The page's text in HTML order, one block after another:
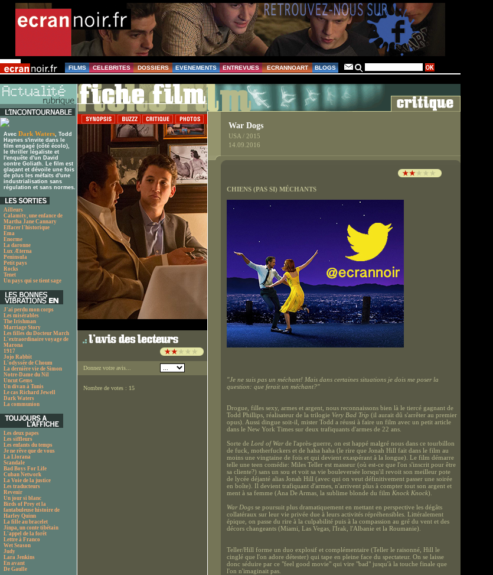
FILMS CELEBRITES DOSSIERS EVENEMENTS ENTREVUES ECRANNOART BLOGS
Avec Dark Waters, Todd
Haynes s'invite dans le
film engagé (côté écolo),
le thriller légaliste et
l'enquête d'un David
contre Goliath. Le film est
glaçant et dévoile une fois
de plus les méfaits d'une
industrialisation sans
régulation et sans normes.
Ailleurs
Calamity, une enfance de
Martha Jane Cannary
Effacer l'historique
Ema
Enorme
La daronne
Lux Æterna
Peninsula
Petit pays
Rocks
Tenet
Un pays qui se tient sage
J'ai perdu mon corps
Les misérables
The Irishman
Marriage Story
Les filles du Docteur March
L'extraordinaire voyage de
Marona
1917
Jojo Rabbit
L'odyssée de Choum
La dernière vie de Simon
Notre-Dame du Nil
Uncut Gems
Un divan à Tunis
Le cas Richard Jewell
Dark Waters
La communion
Les deux papes
Les siffleurs
Les enfants du temps
Je ne rêve que de vous
La Llorana
Scandale
Bad Boys For Life
Cuban Network
La Voie de la justice
Les traducteurs
Revenir
Un jour si blanc
Birds of Prey et la
fantabuleuse histoire de
Harley Quinn
La fille au bracelet
Jinpa, un conte tibétain
L'appel de la forêt
Lettre à Franco
Wet Season
Judy
Lara Jenkins
En avant
De Gaulle
Donnez votre avis...
Nombre de votes : 15
War Dogs
USA / 2015
14.09.2016
CHIENS (PAS SI) MÉCHANTS
"Je ne suis pas un méchant! Mais dans certaines situations je dois me poser la
question: que ferait un méchant?"
Drogue, filles sexy, armes et argent, nous reconnaissons bien là le tiercé gagnant de
Todd Phillips, réalisateur de la trilogie Very Bad Trip (il aurait dû s'arrêter au premier
opus). Aussi dingue soit-il, mister Todd a réussi à faire un film avec un petit article
dans le New York Times sur deux trafiquants d'armes de 22 ans.
Sorte de Lord of Warde l'après-guerre, on est happé malgré nous dans ce tourbillon
de fuck, motherfuckers et de haha haha (le rire que Jonah Hill fait dans le film au
moins une vingtaine de fois et qui devient exaspérant à la longue). Le film démarre
telle une teen comédie: Miles Teller est masseur (où est-ce que l'on s'inscrit pour être
sa cliente?) sans un sou et voit sa vie bouleversée lorsqu'il revoit son meilleur pote
de lycée déjanté alias Jonah Hill (avec qui on veut définitivement passer une soirée
en boîte). Il devient trafiquant d'armes, n'arrivent plus à compter tout son argent et
ment à sa femme (Ana De Armas, la sublime blonde du film Knock Knock).
War Dogs se poursuit plus dramatiquement en mettant en perspective les dégâts
collatéraux sur leur vie privée due à leurs activités répréhensibles. Littéralement
épique, on passe du rire à la culpabilité puis à la compassion au gré du vent et des
décors changeants (Miami, Las Vegas, l'Irak, l'Albanie et la Roumanie).
Teller/Hill forme un duo explosif et complémentaire (Teller le raisonné, Hill le
cinglé que l'on adore détester) qui tape en pleine face du spectateur. On se laisse
donc séduire par ce "feel good movie" qui vire "bad" jusqu'à la touche finale que
l'on n'imaginait pas.